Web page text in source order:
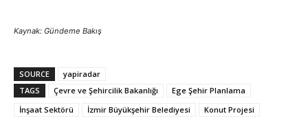
Kaynak: Gündeme Bakış
SOURCE
yapiradar
TAGS
Çevre ve Şehircilik Bakanlığı
Ege Şehir Planlama
İnşaat Sektörü
İzmir Büyükşehir Belediyesi Konut Projesi